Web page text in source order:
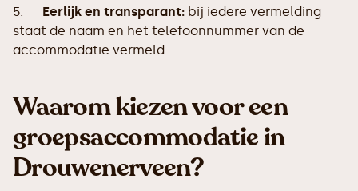
5. Eerlijk en transparant: bij iedere vermelding
staat de naam en het telefoonnummer van de
accommodatie vermeld.
Waarom kiezen voor een
groepsaccommodatie in
Drouwenerveen?